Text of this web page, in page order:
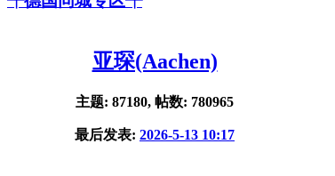
亚琛(Aachen)
主题: 87180, 帖数: 780965
最后发表: 2026-5-13 10:17